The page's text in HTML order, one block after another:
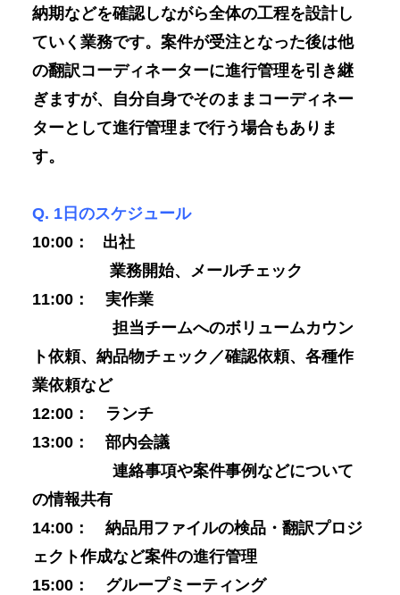
納期などを確認しながら全体の工程を設計し
ていく業務です。案件が受注となった後は他
の翻訳コーディネーターに進行管理を引き継
ぎますが、自分自身でそのままコーディネー
ターとして進行管理まで行う場合もありま
す。
Q. 1日のスケジュール
10:00： 出社
業務開始、メールチェック
11:00： 実作業
担当チームへのボリュームカウン
ト依頼、納品物チェック／確認依頼、各種作
業依頼など
12:00： ランチ
13:00： 部内会議
連絡事項や案件事例などについて
の情報共有
14:00： 納品用ファイルの検品・翻訳プロジ
ェクト作成など案件の進行管理
15:00： グループミーティング